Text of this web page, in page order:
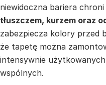
niewidoczna bariera
tłuszczem, kurzem oraz
zabezpiecza kolory przed
że tapetę można
intensywnie
wspólnych.